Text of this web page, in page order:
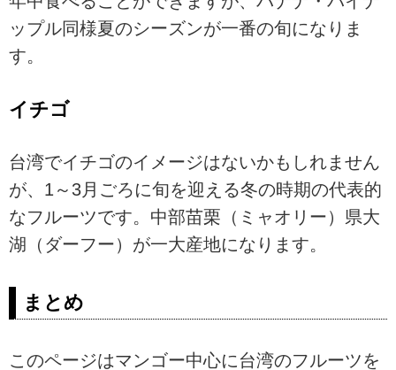
ップル同様夏のシーズンが一番の旬になりま
す。
イチゴ
台湾でイチゴのイメージはないかもしれません
が、1～3月ごろに旬を迎える冬の時期の代表的
なフルーツです。中部苗栗（ミャオリー）県大
湖（ダーフー）が一大産地になります。
まとめ
このページはマンゴー中心に台湾のフルーツを